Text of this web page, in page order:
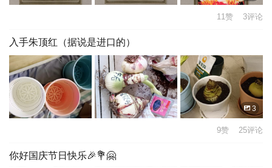
11赞 3评论
入手朱顶红（据说是进口的）
3
9赞 25评论
你好国庆节日快乐🎉💐🤗